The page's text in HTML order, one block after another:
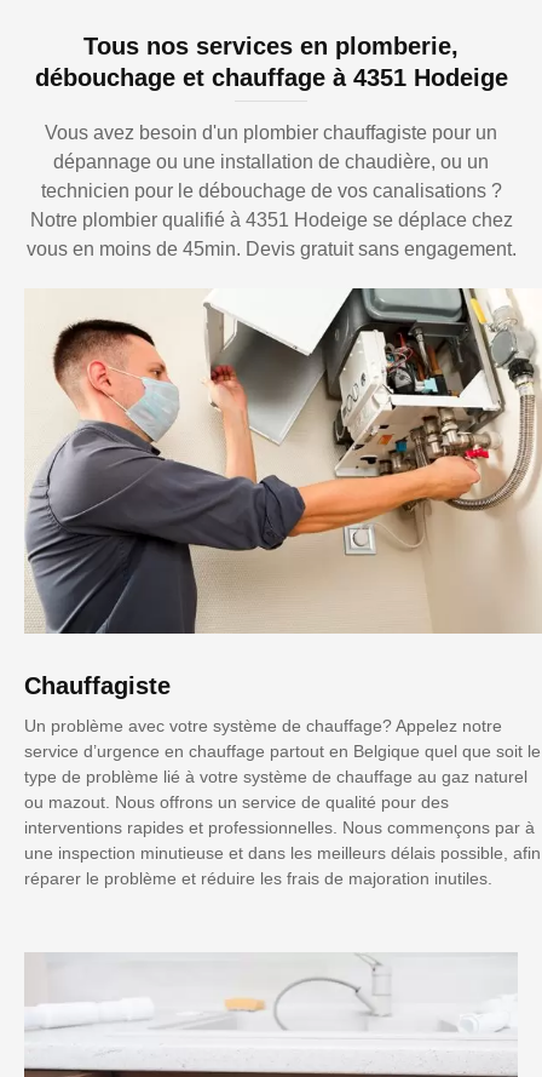
Tous nos services en plomberie,
débouchage et chauffage à 4351 Hodeige
Vous avez besoin d'un plombier chauffagiste pour un
dépannage ou une installation de chaudière, ou un
technicien pour le débouchage de vos canalisations ?
Notre plombier qualifié à 4351 Hodeige se déplace chez
vous en moins de 45min. Devis gratuit sans engagement.
Chauffagiste
Un problème avec votre système de chauffage? Appelez notre
service d’urgence en chauffage partout en Belgique quel que soit le
type de problème lié à votre système de chauffage au gaz naturel
ou mazout. Nous offrons un service de qualité pour des
interventions rapides et professionnelles. Nous commençons par à
une inspection minutieuse et dans les meilleurs délais possible, afin
réparer le problème et réduire les frais de majoration inutiles.